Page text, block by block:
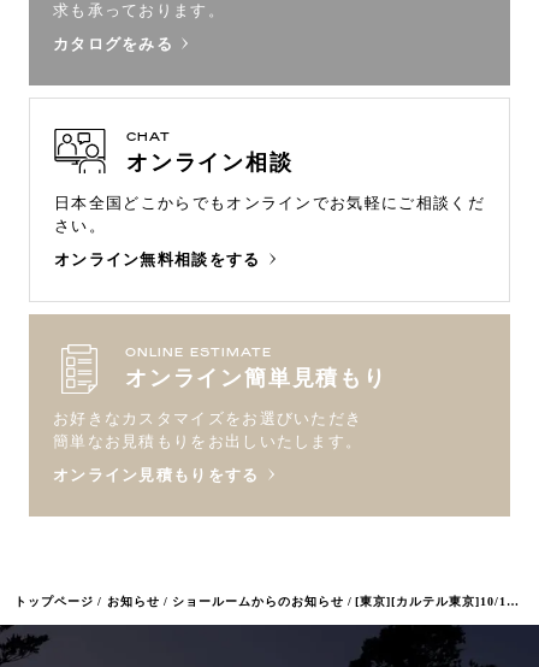
トップページ お知らせ ショールームからのお知らせ [東京][カルテル東京]10/18～11/4 エル・デコ デザインウォーク2024 参加
求も承っております。
カタログをみる
CHAT
オンライン相談
日本全国どこからでもオンラインでお気軽にご相談くだ
さい。
オンライン無料相談をする
ONLINE ESTIMATE
オンライン簡単見積もり
お好きなカスタマイズをお選びいただき
簡単なお見積もりをお出しいたします。
オンライン見積もりをする